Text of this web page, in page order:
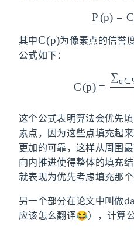
P(p) = C
其中C(p)
C(p)为像素点的信誉
公式如下：
C(p) =
∑q ∈
这个公式表明算法会优先
素点，因为这些点填充起
更加的可靠，这样从周围
向内推进使得整体的填充
就表现为优先考虑填充那个
另一个部分在论文中叫做
应该怎么翻译😂），计算公